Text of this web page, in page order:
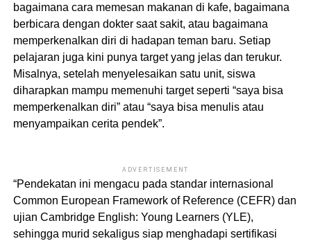
bagaimana cara memesan makanan di kafe, bagaimana
berbicara dengan dokter saat sakit, atau bagaimana
memperkenalkan diri di hadapan teman baru. Setiap
pelajaran juga kini punya target yang jelas dan terukur.
Misalnya, setelah menyelesaikan satu unit, siswa
diharapkan mampu memenuhi target seperti “saya bisa
memperkenalkan diri” atau “saya bisa menulis atau
menyampaikan cerita pendek”.
ADVERTISEMENT
“Pendekatan ini mengacu pada standar internasional
Common European Framework of Reference (CEFR) dan
ujian Cambridge English: Young Learners (YLE),
sehingga murid sekaligus siap menghadapi sertifikasi